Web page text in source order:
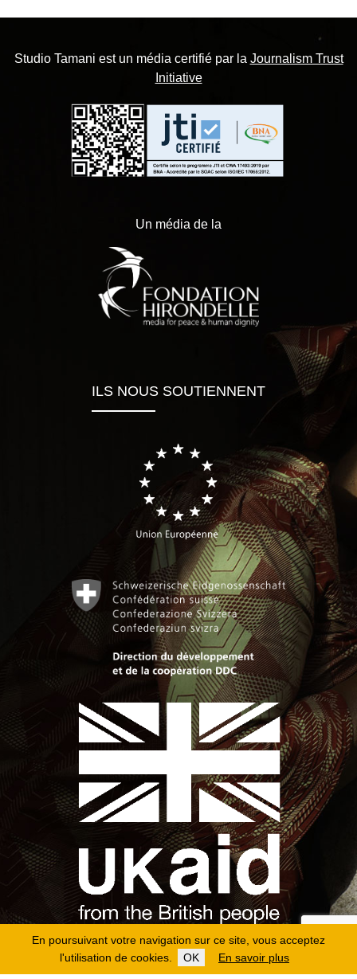
En poursuivant votre navigation sur ce site, vous acceptez
l'utilisation de cookies.
OK En savoir plus
Studio Tamani est un média certifié par la Journalism Trust
Initiative
Un média de la
ILS NOUS SOUTIENNENT